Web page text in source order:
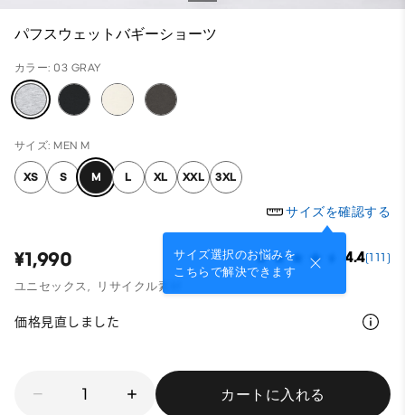
パフスウェットバギーショーツ
カラー: 03 GRAY
サイズ: MEN M
XS S M L XL XXL 3XL
サイズを確認する
サイズ選択のお悩みを
こちらで解決できます
¥1,990 4.4(111)
ユニセックス, リサイクル素材
価格見直しました
1 カートに入れる